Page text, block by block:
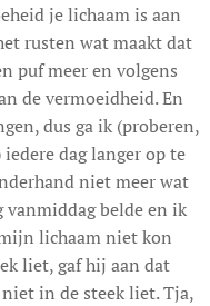
je lichaam is aan
rusten wat maakt dat
puf meer en volgens
de vermoeidheid. En
dus ga ik (proberen,
dag langer op te
niet meer wat
vanmiddag belde en ik
lichaam niet kon
liet, gaf hij aan dat
in de steek liet. Tja,